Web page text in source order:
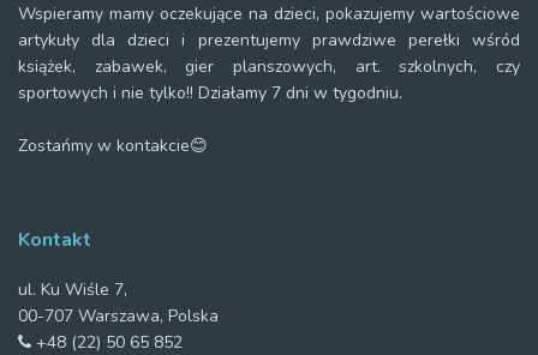
Wspieramy mamy oczekujące na dzieci, pokazujemy wartościowe
artykuły dla dzieci i prezentujemy prawdziwe perełki wśród
książek, zabawek, gier planszowych, art. szkolnych, czy
sportowych i nie tylko!! Działamy 7 dni w tygodniu.
Zostańmy w kontakcie😊
Kontakt
ul. Ku Wiśle 7,
00-707 Warszawa, Polska
+48 (22) 50 65 852